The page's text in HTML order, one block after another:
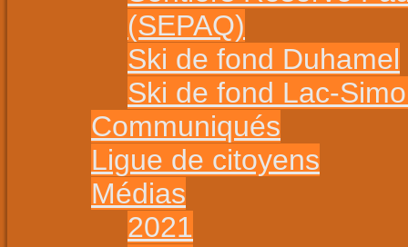
(SEPAQ)
Ski de fond Duhamel
Ski de fond Lac-
Communiqués
Ligue de citoyens
Médias
2021